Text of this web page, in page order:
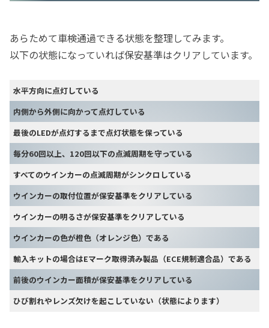
あらためて車検通過できる状態を整理してみます。
以下の状態になっていれば保安基準はクリアしています。
水平方向に点灯している
内側から外側に向かって点灯している
最後のLEDが点灯するまで点灯状態を保っている
毎分60回以上、120回以下の点滅周期を守っている
すべてのウインカーの点滅周期がシンクロしている
ウインカーの取付位置が保安基準をクリアしている
ウインカーの明るさが保安基準をクリアしている
ウインカーの色が橙色（オレンジ色）である
輸入キットの場合はEマーク取得済み製品（ECE規制適合品）である
前後のウインカー面積が保安基準をクリアしている
ひび割れやレンズ欠けを起こしていない（状態によります）